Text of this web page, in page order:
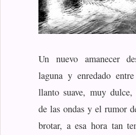
Un nuevo amanecer
laguna y enredado
llanto suave, muy
de las ondas y el rumor
brotar, a esa hora tan